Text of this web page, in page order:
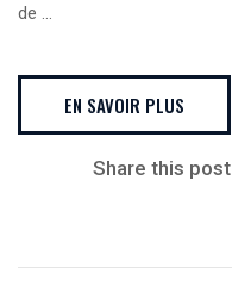
de ...
EN SAVOIR PLUS
Share this post